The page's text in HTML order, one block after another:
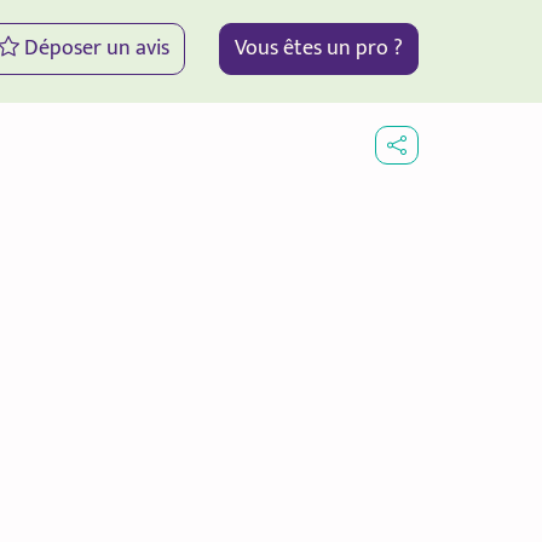
Déposer un avis Vous êtes un pro ?